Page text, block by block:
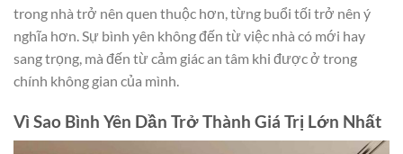
trong nhà trở nên quen thuộc hơn, từng buổi tối trở nên ý
nghĩa hơn. Sự bình yên không đến từ việc nhà có mới hay
sang trọng, mà đến từ cảm giác an tâm khi được ở trong
chính không gian của mình.
Vì Sao Bình Yên Dần Trở Thành Giá Trị Lớn Nhất